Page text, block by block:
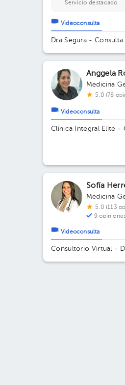
Servicio destacado
Videoconsulta
Dra Segura - Consulta
Anggela
Medicina
5.0 (78
Videoconsulta
Clínica Integral Elite -
Sofía
Medicina
5.0 (113
9
Videoconsulta
Consultorio Virtual -